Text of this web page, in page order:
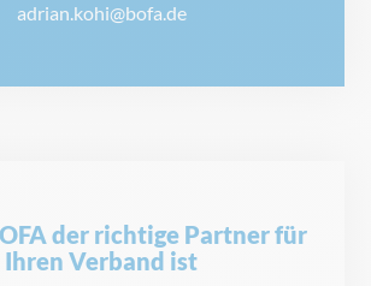
adrian.kohi@bofa.de
der richtige Partner für
Ihren Verband ist